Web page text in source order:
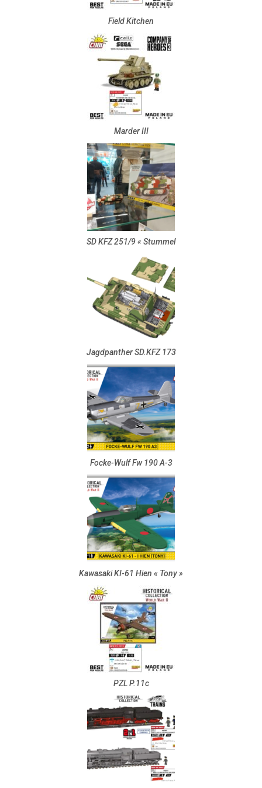
Field Kitchen
Marder III
SD KFZ 251/9 « Stummel
Jagdpanther SD.KFZ 173
Focke-Wulf Fw 190 A-3
Kawasaki KI-61 Hien « Tony »
PZL P.11c